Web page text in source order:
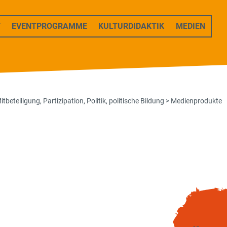
EVENTPROGRAMME KULTURDIDAKTIK MEDIEN
, Partizipation, Politik, politische Bildung > Medienprodukte